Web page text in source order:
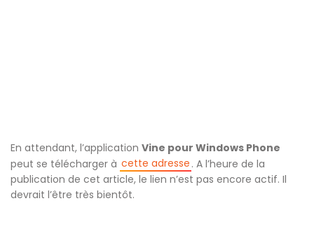
En attendant, l’application Vine pour Windows Phone
peut se télécharger à cette adresse . A l’heure de la
publication de cet article, le lien n’est pas encore actif. Il
devrait l’être très bientôt.